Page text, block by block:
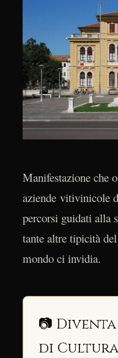
Manifestazione che
aziende vitivinicole
percorsi guidati alla
tante altre tipicità
mondo ci invidia.
📷
di